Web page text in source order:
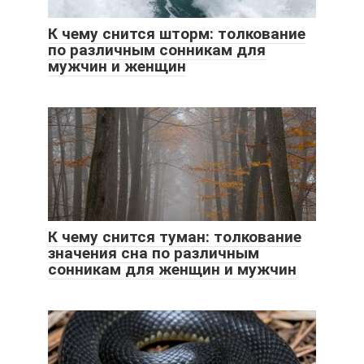
К чему снится шторм: толкование
по различным сонникам для
мужчин и женщин
К чему снится туман: толкование
значения сна по различным
сонникам для женщин и мужчин